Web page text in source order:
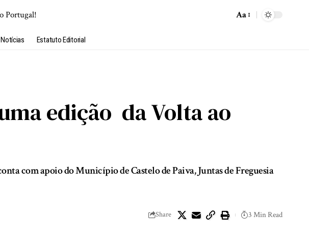
Aa
Estatuto Editorial
edição da Volta ao
com apoio do Município de Castelo de Paiva, Juntas de Freguesia
Share 3 Min Read